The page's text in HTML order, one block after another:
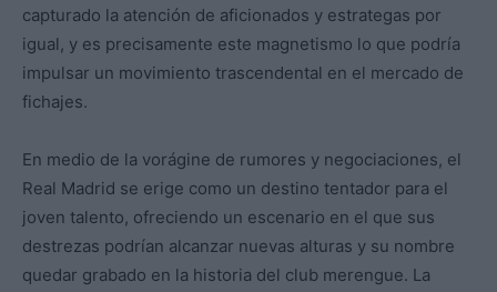
capturado la atención de aficionados y estrategas por
igual, y es precisamente este magnetismo lo que podría
impulsar un movimiento trascendental en el mercado de
fichajes.
En medio de la vorágine de rumores y negociaciones, el
Real Madrid se erige como un destino tentador para el
joven talento, ofreciendo un escenario en el que sus
destrezas podrían alcanzar nuevas alturas y su nombre
quedar grabado en la historia del club merengue. La